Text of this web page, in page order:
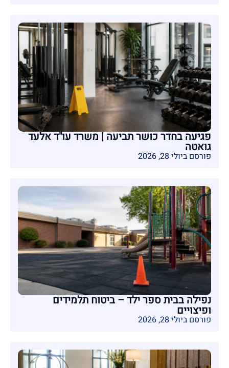
פגיעה בחדר כושר תביעה | משרד עו"ד אלעד
גואטה
פורסם ביולי 28, 2026
נפילה בבית ספר ילד – ביטוח תלמידים
ופיצויים
פורסם ביולי 28, 2026